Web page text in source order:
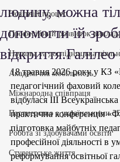
Освітній процес
Професійний розвиток
Наукова та дослідницька
Академічна мобільність
Міжнародна співпраця
Партнерство з українськими
Робота зі здобувачами освіти
Студентське життя
людину, можна
допомогти їй
18 травня 2026 року у КЗ
педагогічний фаховий
відбулася ІІІ
практична конференція
підготовка майбутніх
професійної діяльності в
реформування освітньої